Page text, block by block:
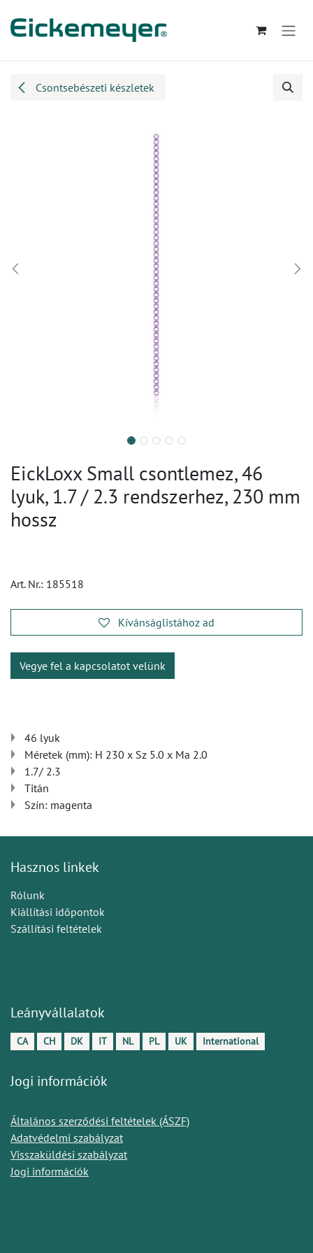
Csontsebészeti készletek
EickLoxx Small csontlemez, 46
lyuk, 1.7 / 2.3 rendszerhez, 230 mm
hossz
Art. Nr.: 185518
Kívánságlistához ad
Vegye fel a kapcsolatot velünk
46 lyuk
Méretek (mm): H 230 x Sz 5.0 x Ma 2.0
1.7/ 2.3
Titán
Szín: magenta
Hasznos linkek
Rólunk
Kiállítási időpontok
Szállítási feltételek
Leányvállalatok
CA CH DK IT NL PL UK International
Jogi információk
Általános szerződési feltételek (ÁSZF)
Adatvédelmi szabályzat
Visszaküldési szabályzat
Jogi információk